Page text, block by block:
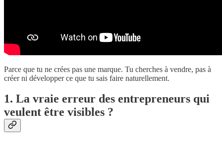
Parce que tu ne crées pas une marque. Tu cherches à vendre, pas à
créer ni développer ce que tu sais faire naturellement.
1. La vraie erreur des entrepreneurs qui
veulent être visibles ?